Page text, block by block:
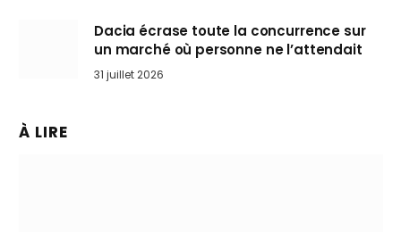
Dacia écrase toute la concurrence sur
un marché où personne ne l’attendait
31 juillet 2026
À LIRE